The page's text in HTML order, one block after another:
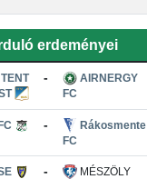
erdeményei
-
AIRNERGY
FC
-
Rákosmente
FC
-
MÉSZÖLY